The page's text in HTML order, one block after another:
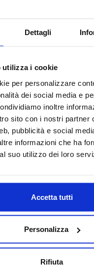
Dettagli
utilizza i cookie
per personalizzare
dei social media e
inoltre
sito con i nostri partner
pubblicità e social
informazioni che ha
suo utilizzo dei loro
Accetta tutti
Personalizza
Rifiuta
dei dati da e per i vari
nel campo dell’analisi
dall’uso del generative
analisi comparative di
il funzionamento.
del flusso di lavoro
tra vari software, pertanto
e di trasferimento di
non note a priori o
https://